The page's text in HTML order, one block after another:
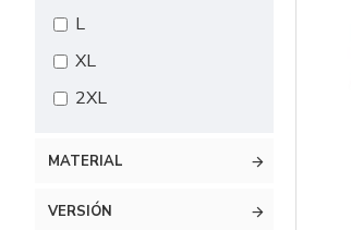
MATERIAL
VERSIÓN
L
XL
2XL